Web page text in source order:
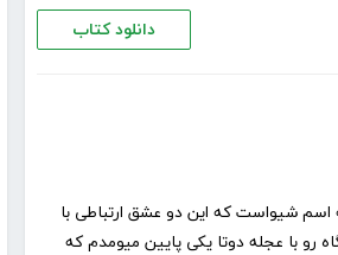
دانلود کتاب
شیواست که این دو عشق ارتباطی با
رو با عجله دوتا یکی پایین میومدم که